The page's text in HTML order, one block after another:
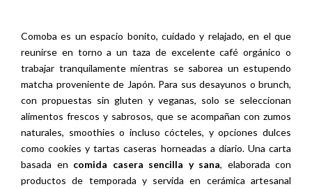
Comoba es un espacio bonito, cuidado y relajado, en el que
reunirse en torno a un taza de excelente café orgánico o
trabajar tranquilamente mientras se saborea un estupendo
matcha proveniente de Japón. Para sus desayunos o brunch,
con propuestas sin gluten y veganas, solo se seleccionan
alimentos frescos y sabrosos, que se acompañan con zumos
naturales, smoothies o incluso cócteles, y opciones dulces
como cookies y tartas caseras horneadas a diario. Una carta
basada en comida casera sencilla y sana, elaborada con
productos de temporada y servida en cerámica artesanal